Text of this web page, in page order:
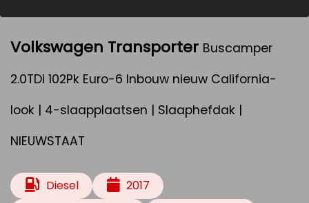
Volkswagen Transporter Buscamper
2.0TDi 102Pk Euro-6 Inbouw nieuw California-
look | 4-slaapplaatsen | Slaaphefdak |
NIEUWSTAAT
Diesel
2017